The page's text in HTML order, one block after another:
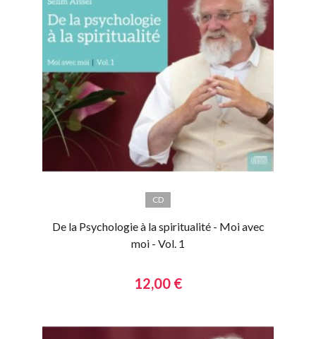
CD
De la Psychologie à la spiritualité - Moi avec
moi - Vol. 1
12,00 €